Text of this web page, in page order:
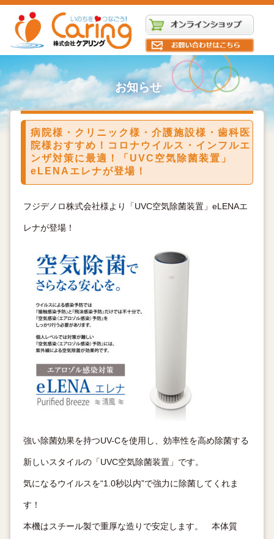
お知らせ
病院様・クリニック様・介護施設様・歯科医
院様おすすめ！コロナウイルス・インフルエ
ンザ対策に最適！「UVC空気除菌装置」
eLENAエレナが登場！
フジデノロ株式会社様より「UVC空気除菌装置」eLENAエ
レナが登場！
強い除菌効果を持つUV-Cを使用し、効率性を高め除菌する
新しいスタイルの「UVC空気除菌装置」です。
気になるウイルスを“1.0秒以内”で強力に除菌してくれま
す！
本機はスチール製で重厚な造りで安定します。 本体質